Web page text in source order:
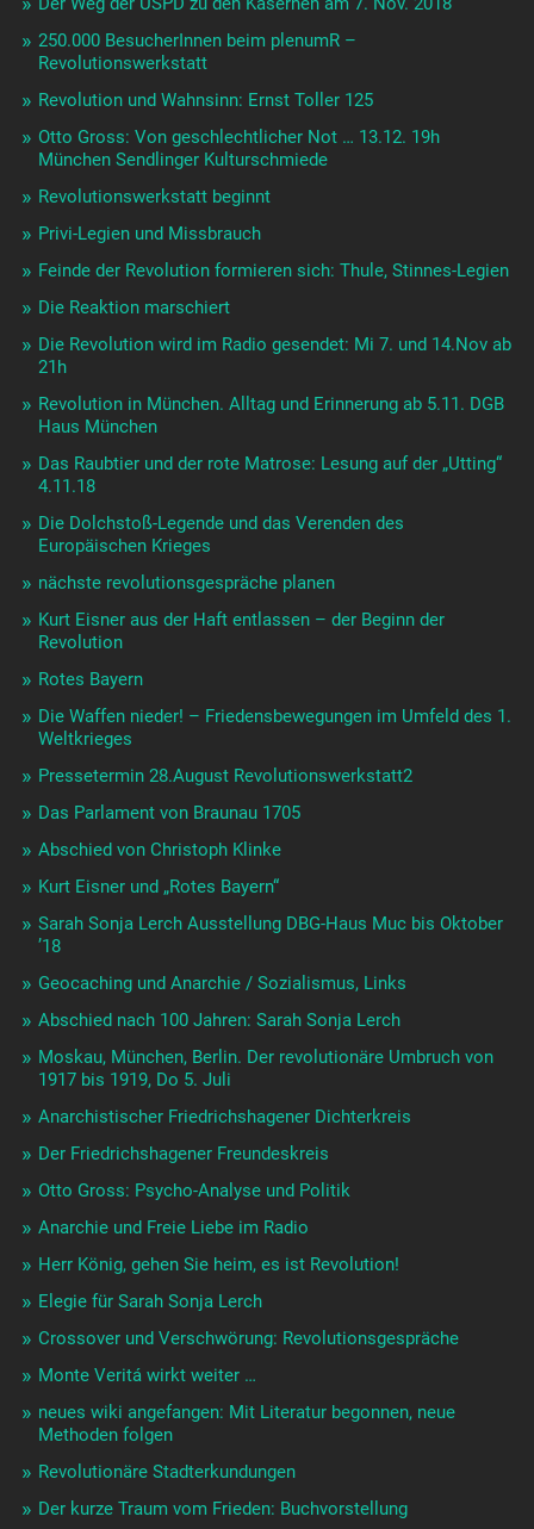
250.000 BesucherInnen beim plenumR –
Revolutionswerkstatt
Revolution und Wahnsinn: Ernst Toller 125
Otto Gross: Von geschlechtlicher Not … 13.12. 19h
München Sendlinger Kulturschmiede
Revolutionswerkstatt beginnt
Privi-Legien und Missbrauch
Feinde der Revolution formieren sich: Thule, Stinnes-Legien
Die Reaktion marschiert
Die Revolution wird im Radio gesendet: Mi 7. und 14.Nov ab
21h
Revolution in München. Alltag und Erinnerung ab 5.11. DGB
Haus München
Das Raubtier und der rote Matrose: Lesung auf der „Utting“
4.11.18
Die Dolchstoß-Legende und das Verenden des
Europäischen Krieges
nächste revolutionsgespräche planen
Kurt Eisner aus der Haft entlassen – der Beginn der
Revolution
Rotes Bayern
Die Waffen nieder! – Friedensbewegungen im Umfeld des 1.
Weltkrieges
Pressetermin 28.August Revolutionswerkstatt2
Das Parlament von Braunau 1705
Abschied von Christoph Klinke
Kurt Eisner und „Rotes Bayern“
Sarah Sonja Lerch Ausstellung DBG-Haus Muc bis Oktober
’18
Geocaching und Anarchie / Sozialismus, Links
Abschied nach 100 Jahren: Sarah Sonja Lerch
Moskau, München, Berlin. Der revolutionäre Umbruch von
1917 bis 1919, Do 5. Juli
Anarchistischer Friedrichshagener Dichterkreis
Der Friedrichshagener Freundeskreis
Otto Gross: Psycho-Analyse und Politik
Anarchie und Freie Liebe im Radio
Herr König, gehen Sie heim, es ist Revolution!
Elegie für Sarah Sonja Lerch
Crossover und Verschwörung: Revolutionsgespräche
Monte Veritá wirkt weiter …
neues wiki angefangen: Mit Literatur begonnen, neue
Methoden folgen
Revolutionäre Stadterkundungen
Der kurze Traum vom Frieden: Buchvorstellung